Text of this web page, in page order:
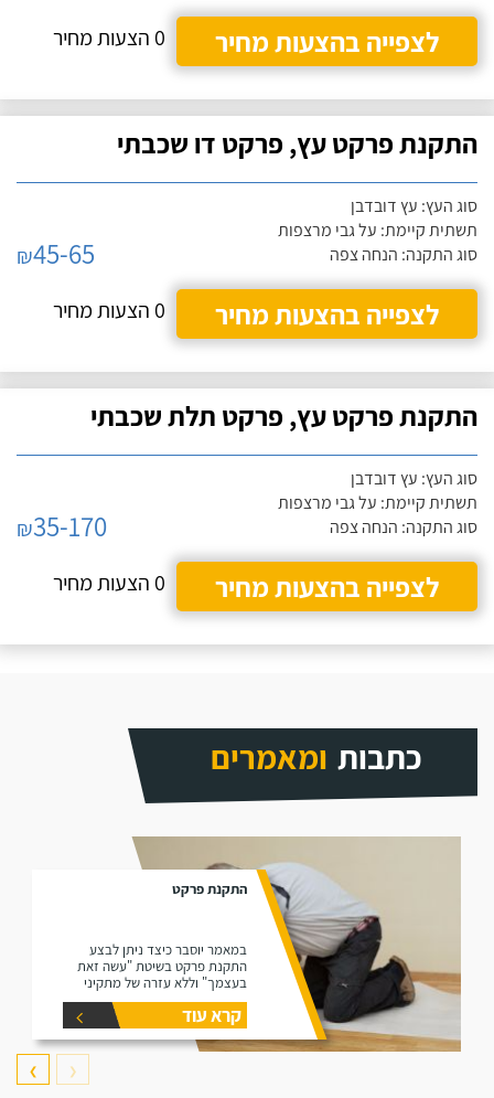
לצפייה בהצעות מחיר
0 הצעות מחיר
התקנת פרקט עץ, פרקט דו שכבתי
סוג העץ: עץ דובדבן
תשתית קיימת: על גבי מרצפות
סוג התקנה: הנחה צפה
₪45-65
לצפייה בהצעות מחיר
0 הצעות מחיר
התקנת פרקט עץ, פרקט תלת שכבתי
סוג העץ: עץ דובדבן
תשתית קיימת: על גבי מרצפות
סוג התקנה: הנחה צפה
₪35-170
לצפייה בהצעות מחיר
0 הצעות מחיר
כתבות ומאמרים
התקנת פרקט
במאמר יוסבר כיצד ניתן לבצע
התקנת פרקט בשיטת "עשה זאת
בעצמך" וללא עזרה של מתקיני
פרקטים.
קרא עוד
❮
❯